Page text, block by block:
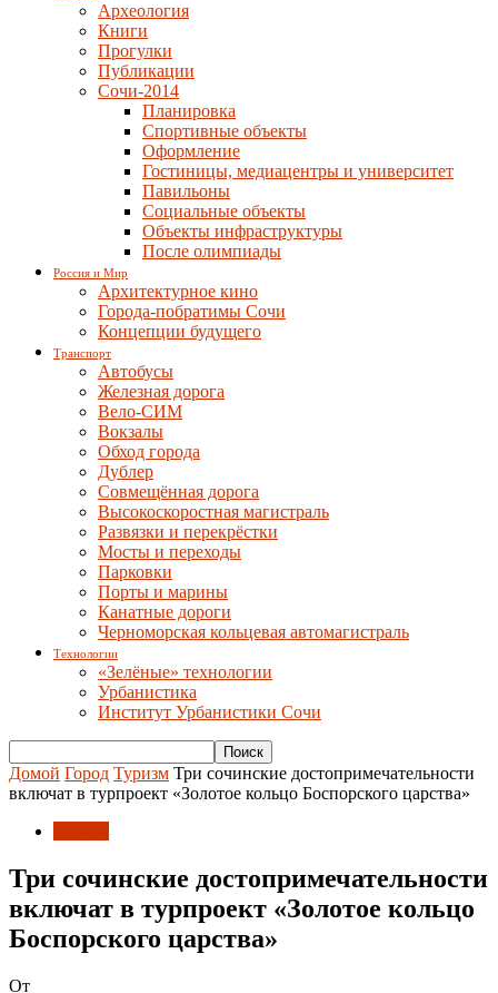
Археология
Книги
Прогулки
Публикации
Сочи-2014
Планировка
Спортивные объекты
Оформление
Гостиницы, медиацентры и университет
Павильоны
Социальные объекты
Объекты инфраструктуры
После олимпиады
Россия и Мир
Архитектурное кино
Города-побратимы Сочи
Концепции будущего
Транспорт
Автобусы
Железная дорога
Вело-СИМ
Вокзалы
Обход города
Дублер
Совмещённая дорога
Высокоскоростная магистраль
Развязки и перекрёстки
Мосты и переходы
Парковки
Порты и марины
Канатные дороги
Черноморская кольцевая автомагистраль
Технологии
«Зелёные» технологии
Урбанистика
Институт Урбанистики Сочи
Домой Город Туризм Три сочинские достопримечательности
включат в турпроект «Золотое кольцо Боспорского царства»
Три сочинские достопримечательности
включат в турпроект «Золотое кольцо
Боспорского царства»
От